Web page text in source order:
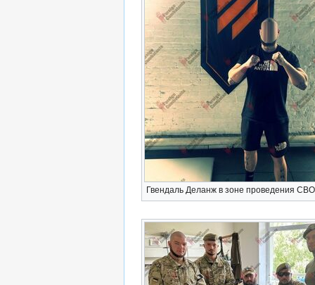
Гвендаль Деланж в зоне проведения СВО